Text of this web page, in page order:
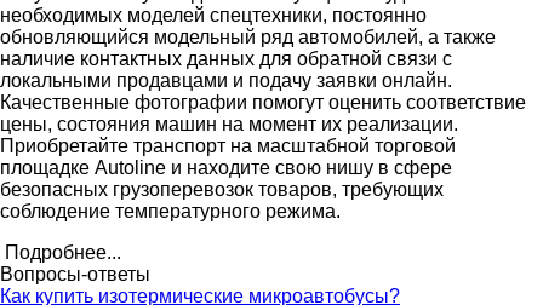
необходимых моделей спецтехники, постоянно
обновляющийся модельный ряд автомобилей, а также
наличие контактных данных для обратной связи с
локальными продавцами и подачу заявки онлайн.
Качественные фотографии помогут оценить соответствие
цены, состояния машин на момент их реализации.
Приобретайте транспорт на масштабной торговой
площадке Autoline и находите свою нишу в сфере
безопасных грузоперевозок товаров, требующих
соблюдение температурного режима.
Подробнее...
Вопросы-ответы
Как купить изотермические микроавтобусы?